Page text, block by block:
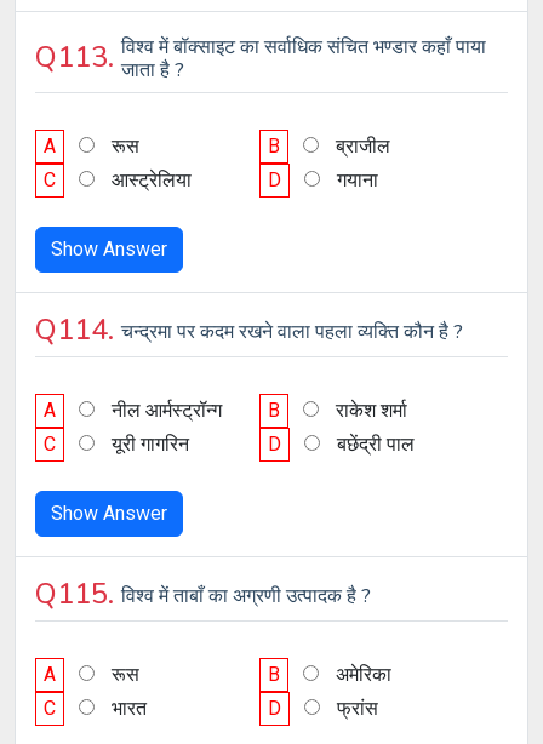
Q113.विश्व में बॉक्साइट का सर्वाधिक संचित भण्डार कहाँ पाया
जाता है ?
A रूस B
ब्राजील
C
आस्ट्रेलिया D गयाना
Show Answer
Q114.चन्द्रमा पर कदम रखने वाला पहला व्यक्ति कौन है ?
A नील आर्मस्‍ट्रॉन्‍ग B
राकेश शर्मा
C
यूरी गागरिन D बछेंद्री पाल
Show Answer
Q115.विश्व में ताबाँ का अग्रणी उत्पादक है ?
A रूस B
अमेरिका
C
भारत D फ्रांस